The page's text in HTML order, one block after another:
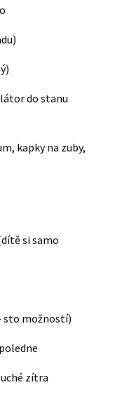
do stanu
kapky na zuby,
si samo
sto možností)
zítra